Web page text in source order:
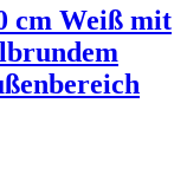
cm Weiß mit